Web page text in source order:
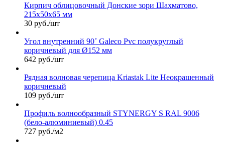
Кирпич облицовочный Донские зори Шахматово,
215х50х65 мм
30 руб./шт
Угол внутренний 90˚ Galeco Pvc полукруглый
коричневый для Ø152 мм
642 руб./шт
Рядная волновая черепица Kriastak Lite Неокрашенный
коричневый
109 руб./шт
Профиль волнообразный STYNERGY S RAL 9006
(бело-алюминиевый) 0.45
727 руб./м2